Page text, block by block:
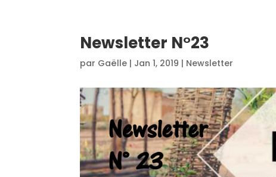
Newsletter N°23
par Gaëlle | Jan 1, 2019 | Newsletter